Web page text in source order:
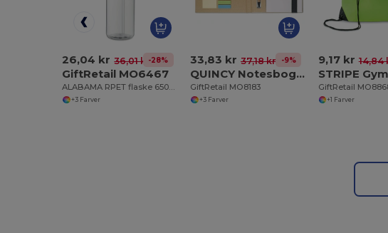
26,04 kr 36,01 kr-28%
GiftRetail MO6467
ALABAMA RPET flaske 650ml PP flip låg
+3 Farver
33,83 kr 37,18 kr -9%
QUINCY Notesbog med memoblade og pen
GiftRetail MO8183
+3 Farver
9,17 kr 14,84
GiftRetail
+1 Farver